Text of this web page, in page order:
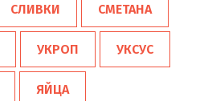
СЛИВКИ СМЕТАНА
УКРОП УКСУС
ЯЙЦА